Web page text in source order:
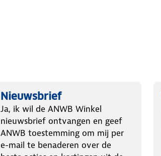
Nieuwsbrief
Ja, ik wil de ANWB Winkel
nieuwsbrief ontvangen en geef
ANWB toestemming om mij per
e-mail te benaderen over de